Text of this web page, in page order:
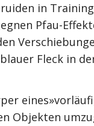
in
Pfau-
Fleck in
Objekten